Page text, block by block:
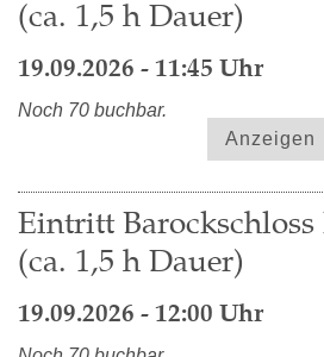
(ca. 1,5 h Dauer)
19.09.2026 - 11:45 Uhr
Noch 70 buchbar.
Anzeigen
Eintritt
(ca. 1,5 h Dauer)
19.09.2026 - 12:00 Uhr